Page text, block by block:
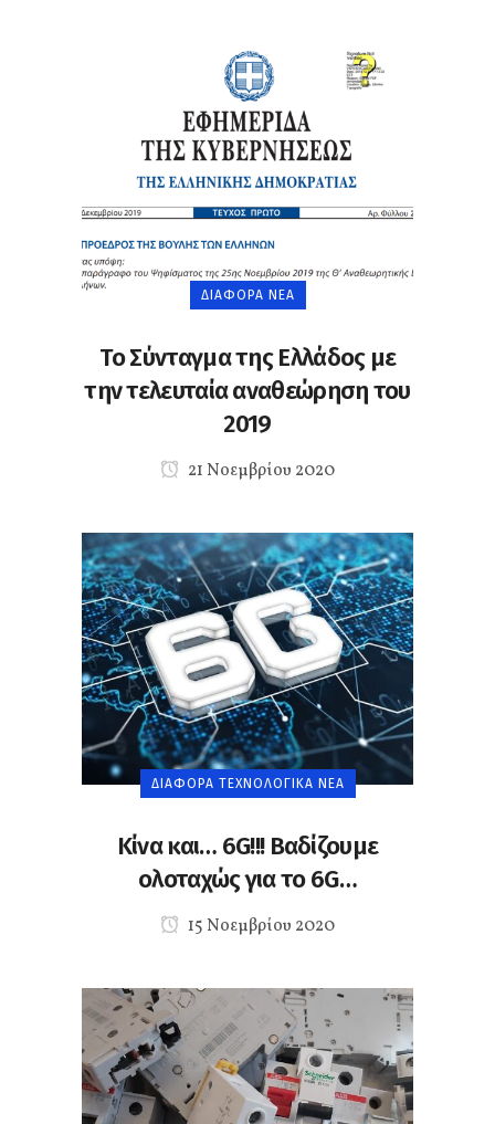
ΔΙΆΦΟΡΑ ΝΈΑ
Το Σύνταγμα της Ελλάδος με
την τελευταία αναθεώρηση του
2019
21 Νοεμβρίου 2020
ΔΙΆΦΟΡΑ ΤΕΧΝΟΛΟΓΙΚΆ ΝΈΑ
Κίνα και… 6G!!! Βαδίζουμε
ολοταχώς για το 6G…
15 Νοεμβρίου 2020